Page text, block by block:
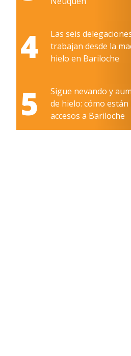
4
Las seis
trabajan desde la
hielo en Bariloche
5
Sigue nevando y
de hielo: cómo
accesos a Bariloche